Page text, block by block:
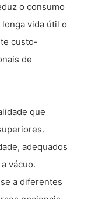
o consumo
vida útil o
custo-
de
que
adequados
vácuo.
a diferentes